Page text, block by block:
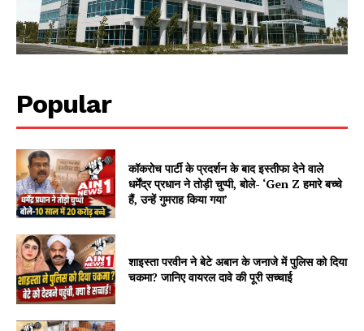
Popular
कॉकरोच पार्टी के प्रदर्शन के बाद इस्तीफा देने वाले
धर्मेंद्र प्रधान ने तोड़ी चुप्पी, बोले- ‘Gen Z हमारे बच्चे
हैं, उन्हें गुमराह किया गया’
शाइस्ता परवीन ने बेटे अबान के जनाजे में पुलिस को दिया
चकमा? जानिए वायरल दावे की पूरी सच्चाई